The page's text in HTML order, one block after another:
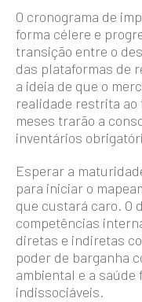
O cronograma de
forma célere e
transição entre o
das plataformas de
a ideia de que o
realidade restrita ao
meses trarão a
inventários
Esperar a
para iniciar o
que custará caro. O
competências
diretas e indiretas
poder de barganha
ambiental e a
indissociáveis.